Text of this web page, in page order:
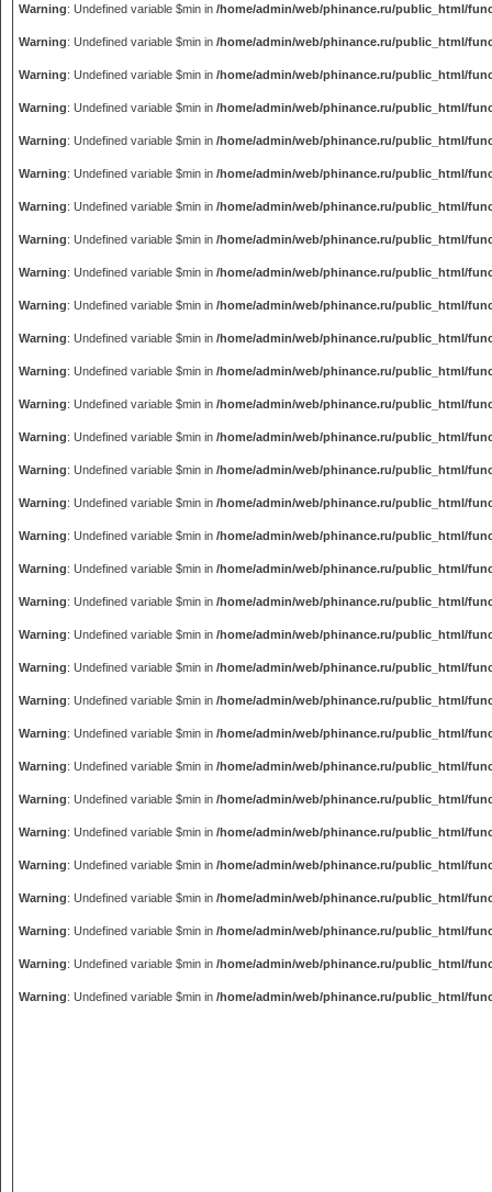
Warning: Undefined variable $min in /home/admin/web/phinance.ru/public_html/
Warning: Undefined variable $min in /home/admin/web/phinance.ru/public_html/
Warning: Undefined variable $min in /home/admin/web/phinance.ru/public_html/
Warning: Undefined variable $min in /home/admin/web/phinance.ru/public_html/
Warning: Undefined variable $min in /home/admin/web/phinance.ru/public_html/
Warning: Undefined variable $min in /home/admin/web/phinance.ru/public_html/
Warning: Undefined variable $min in /home/admin/web/phinance.ru/public_html/
Warning: Undefined variable $min in /home/admin/web/phinance.ru/public_html/
Warning: Undefined variable $min in /home/admin/web/phinance.ru/public_html/
Warning: Undefined variable $min in /home/admin/web/phinance.ru/public_html/
Warning: Undefined variable $min in /home/admin/web/phinance.ru/public_html/
Warning: Undefined variable $min in /home/admin/web/phinance.ru/public_html/
Warning: Undefined variable $min in /home/admin/web/phinance.ru/public_html/
Warning: Undefined variable $min in /home/admin/web/phinance.ru/public_html/
Warning: Undefined variable $min in /home/admin/web/phinance.ru/public_html/
Warning: Undefined variable $min in /home/admin/web/phinance.ru/public_html/
Warning: Undefined variable $min in /home/admin/web/phinance.ru/public_html/
Warning: Undefined variable $min in /home/admin/web/phinance.ru/public_html/
Warning: Undefined variable $min in /home/admin/web/phinance.ru/public_html/
Warning: Undefined variable $min in /home/admin/web/phinance.ru/public_html/
Warning: Undefined variable $min in /home/admin/web/phinance.ru/public_html/
Warning: Undefined variable $min in /home/admin/web/phinance.ru/public_html/
Warning: Undefined variable $min in /home/admin/web/phinance.ru/public_html/
Warning: Undefined variable $min in /home/admin/web/phinance.ru/public_html/
Warning: Undefined variable $min in /home/admin/web/phinance.ru/public_html/
Warning: Undefined variable $min in /home/admin/web/phinance.ru/public_html/
Warning: Undefined variable $min in /home/admin/web/phinance.ru/public_html/
Warning: Undefined variable $min in /home/admin/web/phinance.ru/public_html/
Warning: Undefined variable $min in /home/admin/web/phinance.ru/public_html/
Warning: Undefined variable $min in /home/admin/web/phinance.ru/public_html/
Warning: Undefined variable $min in /home/admin/web/phinance.ru/public_html/